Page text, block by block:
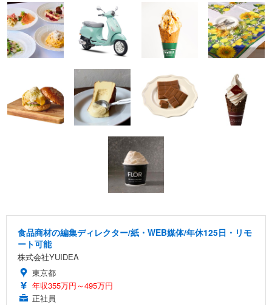
食品商材の編集ディレクター/紙・WEB媒体/年休125日・リモ
ート可能
株式会社YUIDEA
東京都
年収355万円～495万円
正社員